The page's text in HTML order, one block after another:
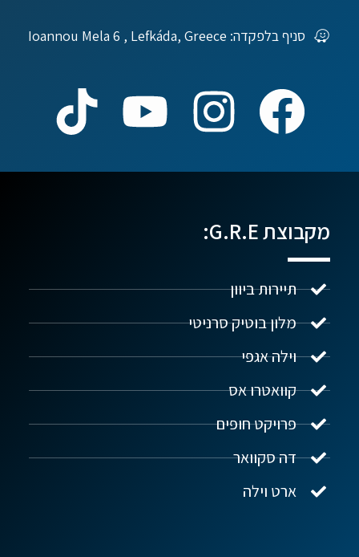
סניף בלפקדה: Ioannou Mela 6 , Lefkáda, Greece
מקבוצת G.R.E:
תיירות ביוון
מלון בוטיק סרניטי
וילה אגפי
קוואטרו אס
פרויקט חופים
דה סקוואר
ארט וילה
נדל"ן ביוון G.R.E
שלום! איך אפשר לעזור?